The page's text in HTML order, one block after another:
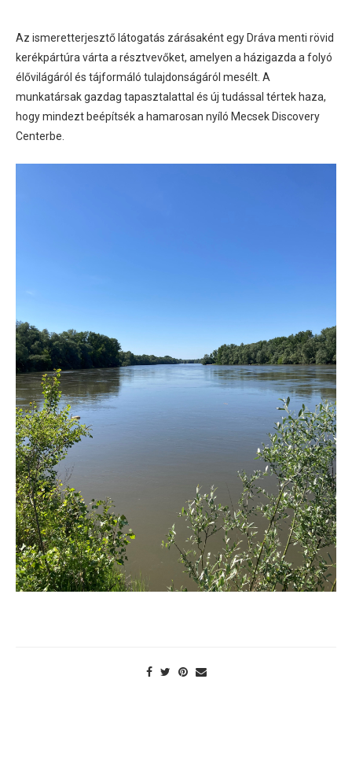
Az ismeretterjesztő látogatás zárásaként egy Dráva menti rövid
kerékpártúra várta a résztvevőket, amelyen a házigazda a folyó
élővilágáról és tájformáló tulajdonságáról mesélt. A
munkatársak gazdag tapasztalattal és új tudással tértek haza,
hogy mindezt beépítsék a hamarosan nyíló Mecsek Discovery
Centerbe.